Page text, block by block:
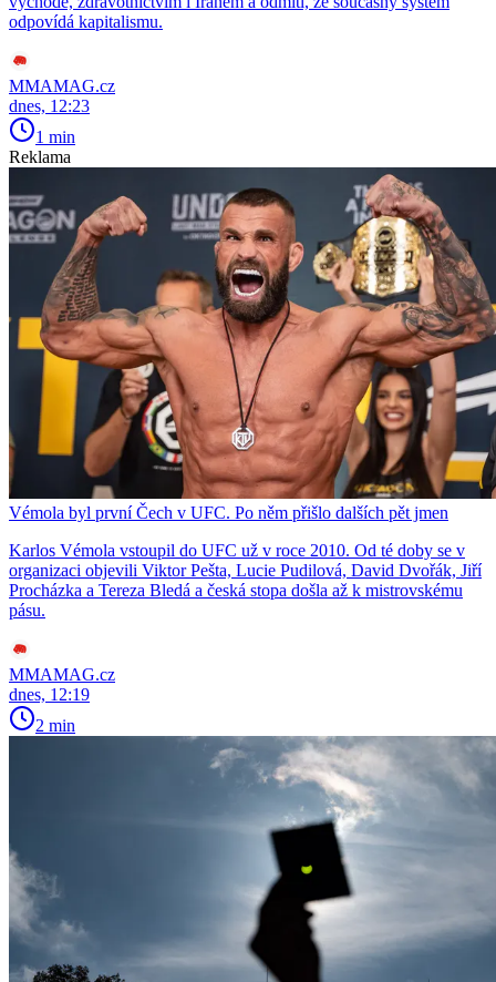
odpovídá kapitalismu.
MMAMAG.cz
dnes, 12:23
1 min
Reklama
Vémola byl první Čech v UFC. Po něm přišlo dalších pět jmen
Karlos Vémola vstoupil do UFC už v roce 2010. Od té doby se v
organizaci objevili Viktor Pešta, Lucie Pudilová, David Dvořák, Jiří
Procházka a Tereza Bledá a česká stopa došla až k mistrovskému
pásu.
MMAMAG.cz
dnes, 12:19
2 min